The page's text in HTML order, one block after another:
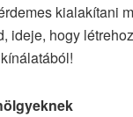
kialakítani
ideje, hogy